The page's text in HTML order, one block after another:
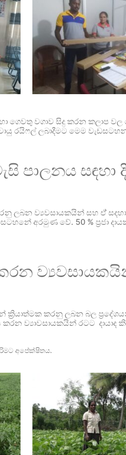
ගෙවතු වගාව සිදු කරන කලාප
වායු රයිෆල් ලබාදීමට මෙම
පාලනය සඳහා
ලබන ව්‍යවසායකයින් සහ ඒ්
අරමුණ වේ. 50 % ප්‍රජා
ක්‍රියාත්මක කරනු ලබන බල
ව්‍යාවසායකයින් රටට
අපේක්ෂිතය.